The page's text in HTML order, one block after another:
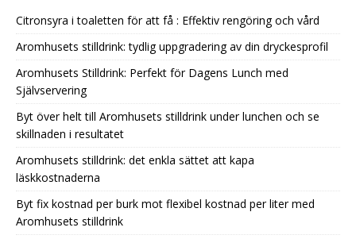
Citronsyra i toaletten för att få : Effektiv rengöring och vård
Aromhusets stilldrink: tydlig uppgradering av din dryckesprofil
Aromhusets Stilldrink: Perfekt för Dagens Lunch med
Självservering
Byt över helt till Aromhusets stilldrink under lunchen och se
skillnaden i resultatet
Aromhusets stilldrink: det enkla sättet att kapa
läskkostnaderna
Byt fix kostnad per burk mot flexibel kostnad per liter med
Aromhusets stilldrink